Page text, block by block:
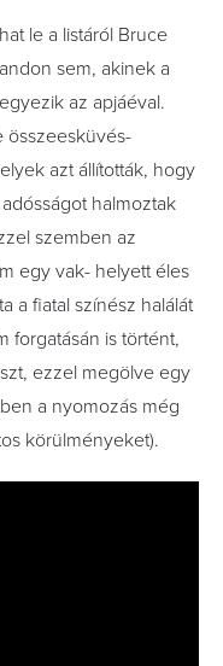
le a listáról Bruce
sem, akinek a
az apjáéval.
összeesküvés-
azt állították, hogy
halmoztak
szemben az
egy vak- helyett éles
a fiatal színész halálát
forgatásán is történt,
ezzel megölve egy
a nyomozás még
körülményeket).